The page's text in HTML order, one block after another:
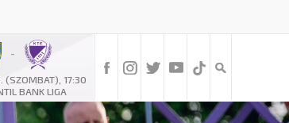
-
17:30
BANK LIGA